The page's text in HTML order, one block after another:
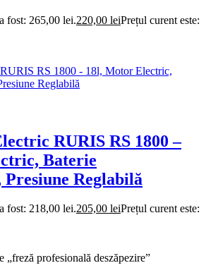
fost: 265,00 lei.220,00 leiPrețul curent este:
RURIS RS 1800 –
Baterie
Reglabilă
fost: 218,00 lei.205,00 leiPrețul curent este:
„freză profesională deszăpezire”